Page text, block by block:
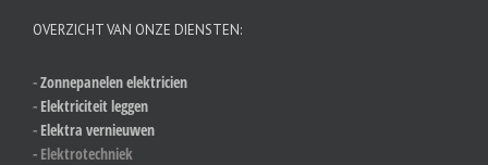
OVERZICHT VAN ONZE DIENSTEN:
-Zonnepanelen elektricien
- Elektriciteit leggen
- Elektra vernieuwen
- Elektrotechniek